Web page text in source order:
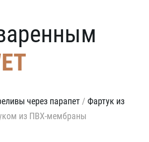
через парапет / Фартук из
из ПВХ-мембраны